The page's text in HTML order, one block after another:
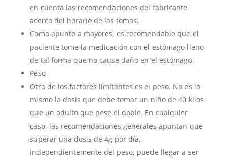
en cuenta las recomendaciones del fabricante
acerca del horario de las tomas.
Como apunte a mayores, es recomendable que el
paciente tome la medicación con el estómago lleno
de tal forma que no cause daño en el estómago.
Peso
Otro de los factores limitantes es el peso. No es lo
mismo la dosis que debe tomar un niño de 40 kilos
que un adulto que pese el doble. En cualquier
caso, las recomendaciones generales apuntan que
superar una dosis de 4g por día,
independientemente del peso, puede llegar a ser